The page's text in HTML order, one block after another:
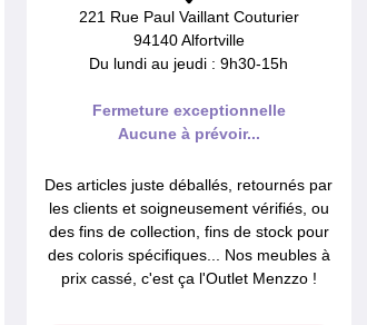
221 Rue Paul Vaillant Couturier
94140 Alfortville
Du lundi au jeudi : 9h30-15h
Fermeture exceptionnelle
Aucune à prévoir...
Des articles juste déballés, retournés par
les clients et soigneusement vérifiés, ou
des fins de collection, fins de stock pour
des coloris spécifiques... Nos meubles à
prix cassé, c'est ça l'Outlet Menzzo !